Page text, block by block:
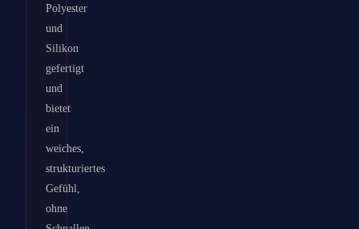
Polyester
und
Silikon
gefertigt
und
bietet
ein
weiches,
strukturiertes
Gefühl,
ohne